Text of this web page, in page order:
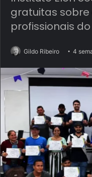
gratuitas sobre
profissionais
Gildo Ribeiro 4